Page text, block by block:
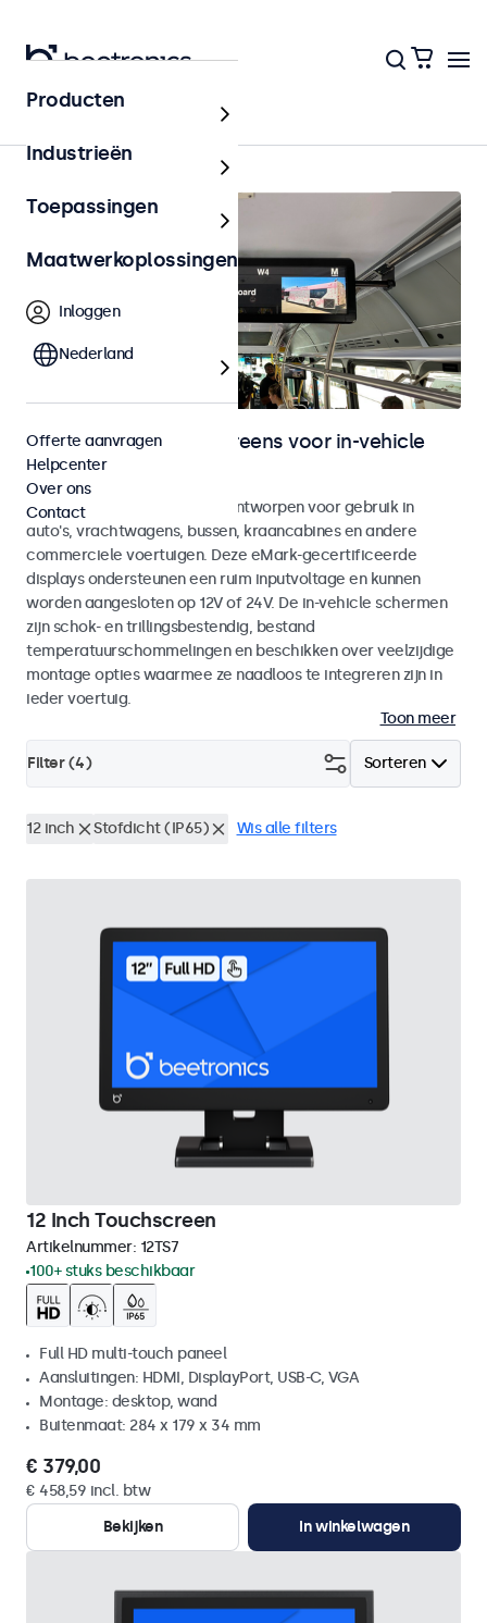
In-vehicle
Monitoren en touchscreens voor in-vehicle
gebruik
Monitoren en touchscreens ontworpen voor gebruik in
auto's, vrachtwagens, bussen, kraancabines en andere
commerciele voertuigen. Deze eMark-gecertificeerde
displays ondersteunen een ruim inputvoltage en kunnen
worden aangesloten op 12V of 24V. De in-vehicle schermen
zijn schok- en trillingsbestendig, bestand
temperatuurschommelingen en beschikken over veelzijdige
montage opties waarmee ze naadloos te integreren zijn in
ieder voertuig.
Toon meer
Sorteren
Filter (4)
12 inch Stofdicht (IP65) Wis alle filters
12 Inch Touchscreen
Artikelnummer: 12TS7
100+ stuks beschikbaar
Full HD multi-touch paneel
Aansluitingen: HDMI, DisplayPort, USB-C, VGA
Montage: desktop, wand
Buitenmaat: 284 x 179 x 34 mm
€ 379,00
€ 458,59 incl. btw
Bekijken
In winkelwagen
Producten
Industrieën
Toepassingen
Maatwerkoplossingen
Inloggen
Nederland
Offerte aanvragen
Helpcenter
Over ons
Contact